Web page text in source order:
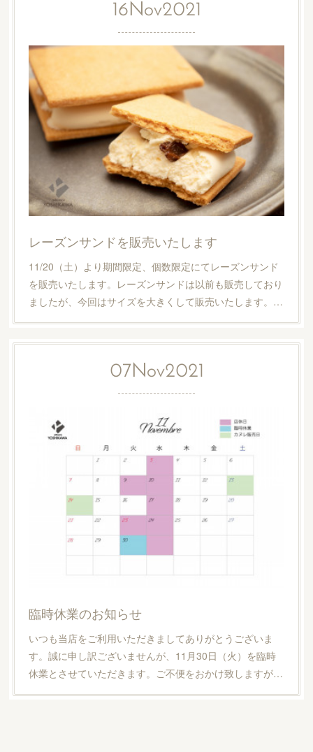
16Nov2021
レーズンサンドを販売いたします
11/20（土）より期間限定、個数限定にてレーズンサンド
を販売いたします。レーズンサンドは以前も販売しており
ましたが、今回はサイズを大きくして販売いたします。…
07Nov2021
臨時休業のお知らせ
いつも当店をご利用いただきましてありがとうございま
す。誠に申し訳ございませんが、11月30日（火）を臨時
休業とさせていただきます。ご不便をおかけ致しますが…